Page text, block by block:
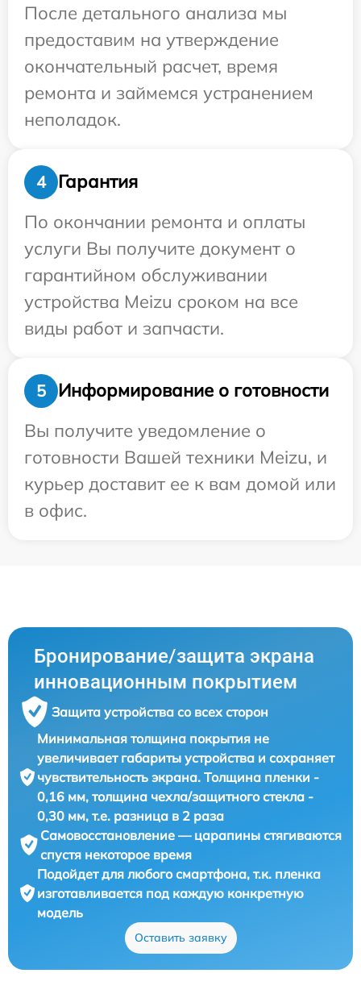
После детального анализа мы
предоставим на утверждение
окончательный расчет, время
ремонта и займемся устранением
неполадок.
4
Гарантия
По окончании ремонта и оплаты
услуги Вы получите документ о
гарантийном обслуживании
устройства Meizu сроком на все
виды работ и запчасти.
5
Информирование о готовности
Вы получите уведомление о
готовности Вашей техники Meizu, и
курьер доставит ее к вам домой или
в офис.
Бронирование/защита экрана
инновационным покрытием
Защита устройства со всех сторон
Минимальная толщина покрытия не
увеличивает габариты устройства и сохраняет
чувствительность экрана. Толщина пленки -
0,16 мм, толщина чехла/защитного стекла -
0,30 мм, т.е. разница в 2 раза
Самовосстановление — царапины стягиваются
спустя некоторое время
Подойдет для любого смартфона, т.к. пленка
изготавливается под каждую конкретную
модель
Оставить заявку